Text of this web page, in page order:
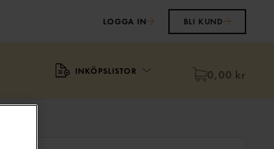
LOGGA IN BLI KUND
INKÖPSLISTOR 0,00 kr